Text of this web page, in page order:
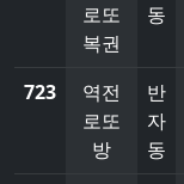
로또
복권
동
723
역전
로또
방
반
자
동